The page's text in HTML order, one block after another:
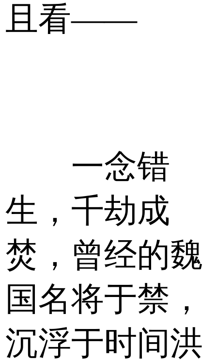
且看——
一念错
生，千劫成
焚，曾经的魏
国名将于禁，
沉浮于时间洪